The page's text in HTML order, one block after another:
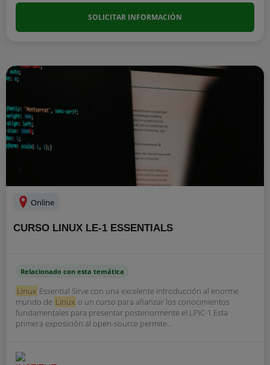
SOLICITAR INFORMACIÓN
Online
CURSO LINUX LE-1 ESSENTIALS
Relacionado con esta temática
Linux Essential Sirve con una excelente introducción al enorme
mundo de Linux o un curso para afianzar los conocimientos
fundamentales para presentar posteriormente el LPIC-1.Esta
primera exposición al open-source permite...